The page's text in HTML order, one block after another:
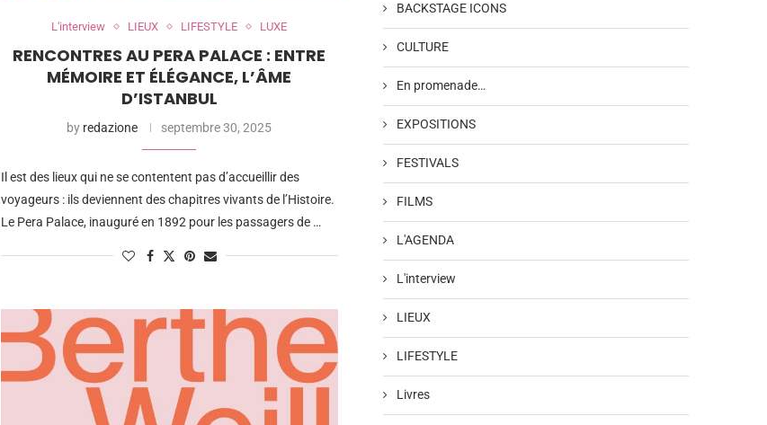
L'interview LIEUX LIFESTYLE LUXE
RENCONTRES AU PERA PALACE : ENTRE
MÉMOIRE ET ÉLÉGANCE, L’ÂME
D’ISTANBUL
by redazione septembre 30, 2025
Il est des lieux qui ne se contentent pas d’accueillir des
voyageurs : ils deviennent des chapitres vivants de l’Histoire.
Le Pera Palace, inauguré en 1892 pour les passagers de …
BACKSTAGE ICONS
CULTURE
En promenade…
EXPOSITIONS
FESTIVALS
FILMS
L'AGENDA
L'interview
LIEUX
LIFESTYLE
Livres